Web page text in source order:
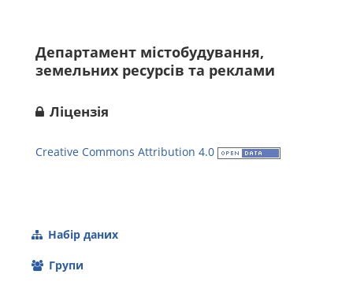
Департамент містобудування,
земельних ресурсів та реклами
Ліцензія
Creative Commons Attribution 4.0
Набір даних
Групи